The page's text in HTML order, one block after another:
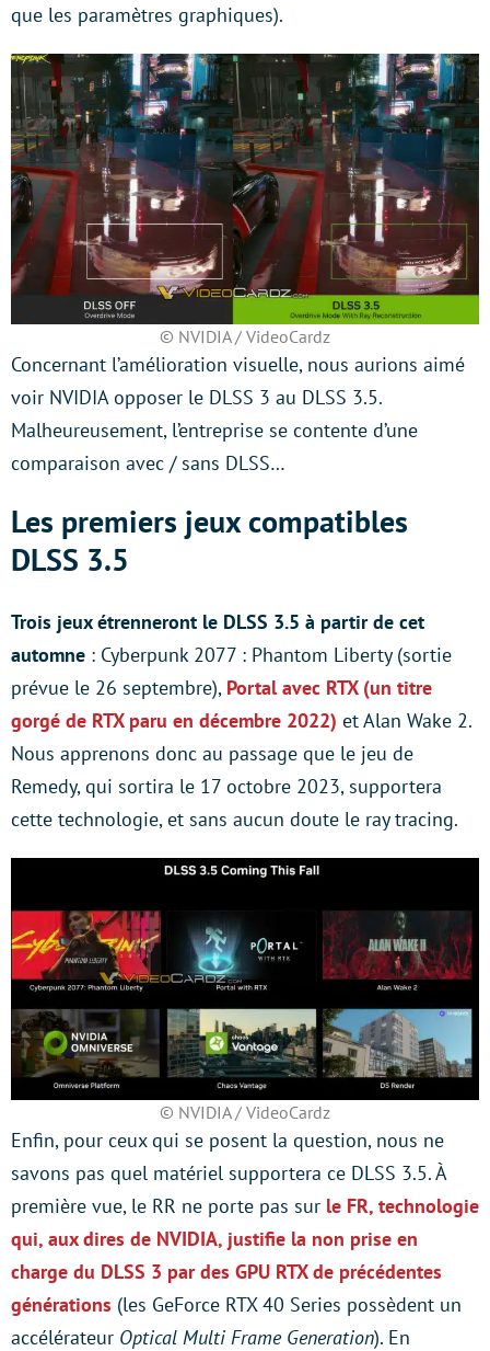
que les paramètres graphiques).
© NVIDIA / VideoCardz
Concernant l’amélioration visuelle, nous aurions aimé
voir NVIDIA opposer le DLSS 3 au DLSS 3.5.
Malheureusement, l’entreprise se contente d’une
comparaison avec / sans DLSS…
Les premiers jeux compatibles
DLSS 3.5
Trois jeux étrenneront le DLSS 3.5 à partir de cet
automne : Cyberpunk 2077 : Phantom Liberty (sortie
prévue le 26 septembre), Portal avec RTX (un titre
gorgé de RTX paru en décembre 2022) et Alan Wake 2.
Nous apprenons donc au passage que le jeu de
Remedy, qui sortira le 17 octobre 2023, supportera
cette technologie, et sans aucun doute le ray tracing.
© NVIDIA / VideoCardz
Enfin, pour ceux qui se posent la question, nous ne
savons pas quel matériel supportera ce DLSS 3.5. À
première vue, le RR ne porte pas sur le FR, technologie
qui, aux dires de NVIDIA, justifie la non prise en
charge du DLSS 3 par des GPU RTX de précédentes
générations (les GeForce RTX 40 Series possèdent un
accélérateur Optical Multi Frame Generation). En